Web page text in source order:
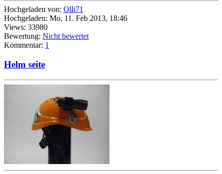
Hochgeladen von: Olli71
Hochgeladen: Mo, 11. Feb 2013, 18:46
Views: 33980
Bewertung: Nicht bewertet
Kommentar: 1
Helm seite